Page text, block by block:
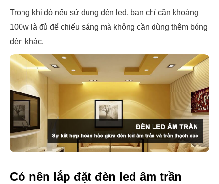
Trong khi đó nếu sử dụng đèn led, bạn chỉ cần khoảng
100w là đủ để chiếu sáng mà không cần dùng thêm bóng
đèn khác.
Có nên lắp đặt đèn led âm trần